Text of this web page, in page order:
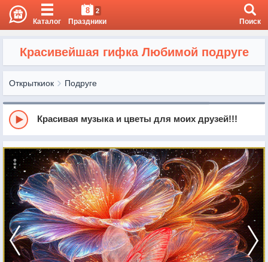
Каталог
8 2
Праздники Поиск
Красивейшая гифка Любимой подруге
Открыткиок Подруге
Красивая музыка и цветы для моих друзей!!!